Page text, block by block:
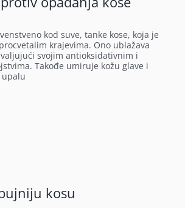
kod suve, tanke kose, koja je
krajevima. Ono ublažava
svojim antioksidativnim i
Takođe umiruje kožu glave i
kosu